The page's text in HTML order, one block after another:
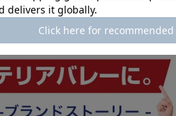
tansu-gen790733
肌触りが良く、とても暖かいで
ずっと、くるまっていたいくら
>>タンスのゲンが返信しまし
▼タンスのゲン、ブラン